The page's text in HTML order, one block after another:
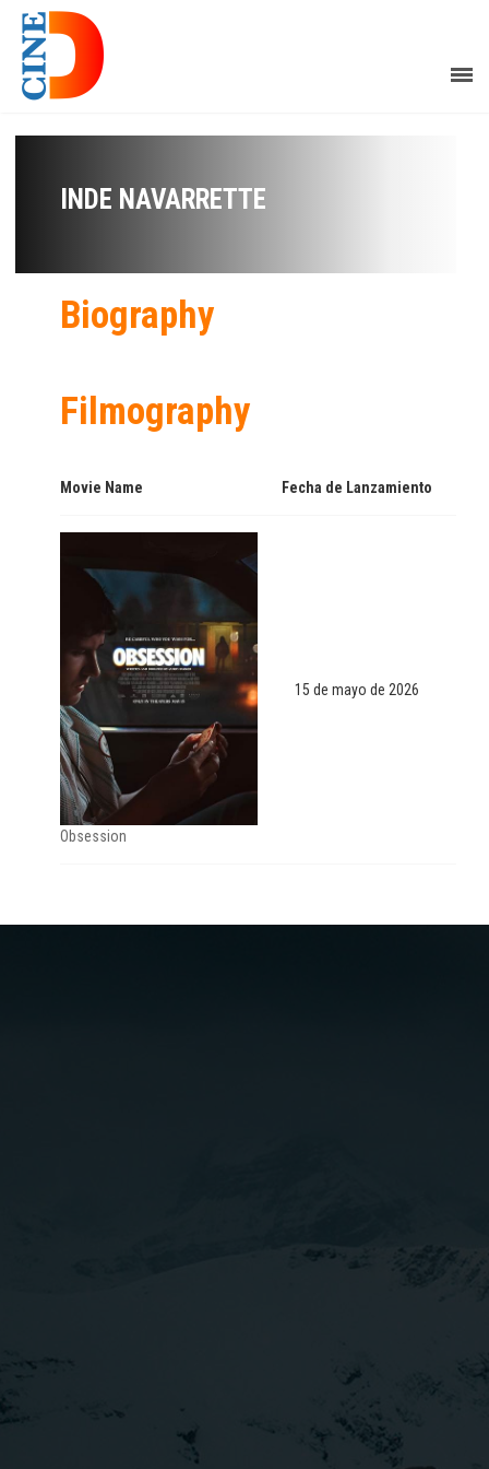
INDE NAVARRETTE
Biography
Filmography
Movie Name Fecha de Lanzamiento
Obsession
15 de mayo de 2026